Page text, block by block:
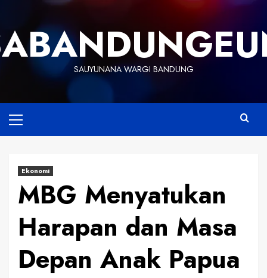
content
SAUYUNANA WARGI BANDUNG
Menu
Ekonomi
MBG Menyatukan
Harapan dan Masa
Depan Anak Papua